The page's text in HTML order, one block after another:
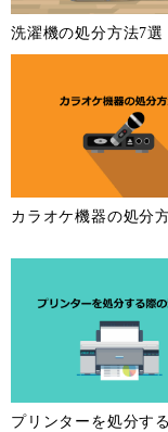
洗濯機の処分方法7選
カラオケ機器の処分
プリンターを処分す